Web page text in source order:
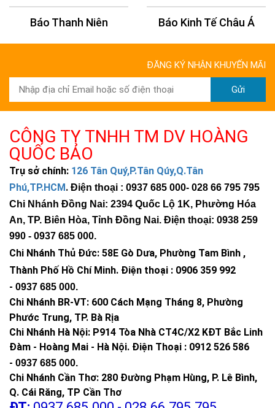
Đặc biệt có thêm tính năng cảm biến chuyển động có
thể bật / tắt tính năng này trên remote.
Báo Thanh Niên Báo Kinh Tế Châu Á
ĐĂNG KÝ NHẬN KHUYẾN MÃI
Gửi
CÔNG TY TNHH TM DV HOÀNG
QUỐC BẢO
Trụ sở chính: 126 Tân Quý,P.Tân Qúy,Q.Tân
Phú,TP.HCM. Điện thoại : 0937 685 000- 028 66 795 795
Chi Nhánh Đồng Nai: 2394 Quốc Lộ 1K, Phường Hóa
An, TP. Biên Hòa, Tỉnh Đồng Nai. Điện thoại: 0938 259
990 - 0937 685 000.
Chi Nhánh Thủ Đức: 58E Gò Dưa, Phường Tam Bình ,
Thành Phố Hồ Chí Minh. Điện thoại : 0906 359 992
- 0937 685 000.
Chi Nhánh BR-VT: 600 Cách Mạng Tháng 8, Phường
Phước Trung, TP. Bà Rịa
Chi Nhánh Hà Nội: P914 Tòa Nhà CT4C/X2 KĐT Bắc Linh
Đàm - Hoàng Mai - Hà Nội. Điện Thoại : 0912 526 586
- 0937 685 000.
Chi Nhánh Cần Thơ: 280 Đường Phạm Hùng, P. Lê Bình,
Q. Cái Răng, TP Cần Thơ